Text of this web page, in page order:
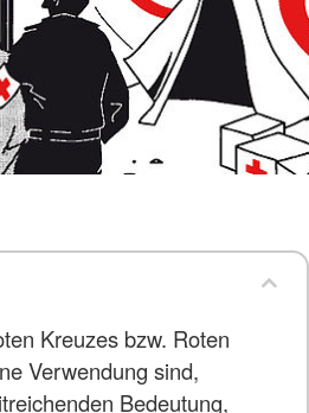
Kreuzes bzw. Roten
Verwendung sind,
Bedeutung,